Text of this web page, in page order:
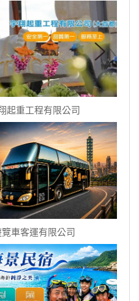
起重工程有限公司
車客運有限公司